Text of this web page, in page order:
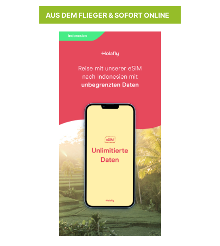
AUS DEM FLIEGER & SOFORT ONLINE